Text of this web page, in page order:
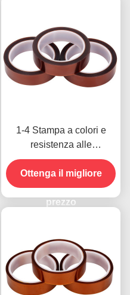
1-4 Stampa a colori e
resistenza alle
temperature -10C-80C
Metodo di pagamento con
carta di credito per
modelli precedenti
Ottenga il migliore
prezzo